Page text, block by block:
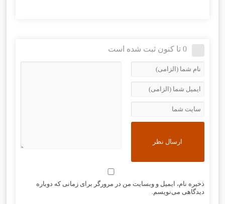
0 تا کنون ثبت شده است
ذخیره نام، ایمیل و وبسایت من در مرورگر برای زمانی که دوباره
دیدگاهی می‌نویسم.